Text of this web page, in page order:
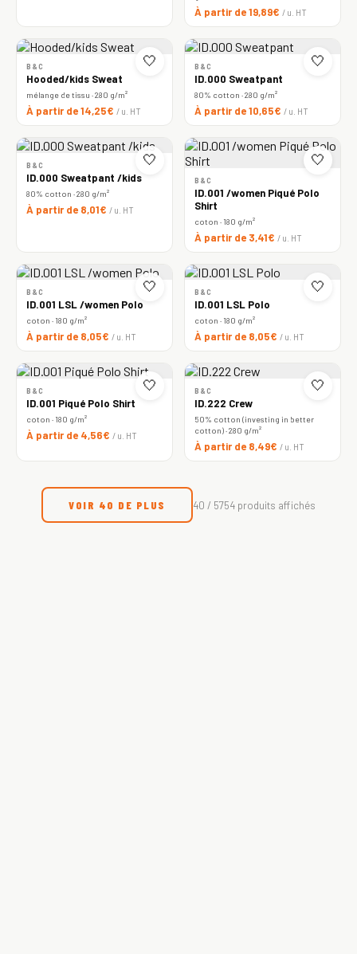
À partir de 19,89€ / u. HT
🤍
B&C
Hooded/kids Sweat
mélange de tissu · 280 g/m²
À partir de 14,25€ / u. HT
🤍
B&C
ID.000 Sweatpant
80% cotton · 280 g/m²
À partir de 10,65€ / u. HT
🤍
B&C
ID.000 Sweatpant /kids
80% cotton · 280 g/m²
À partir de 8,01€ / u. HT
🤍
B&C
ID.001 /women Piqué Polo
Shirt
coton · 180 g/m²
À partir de 3,41€ / u. HT
🤍
B&C
ID.001 LSL /women Polo
coton · 180 g/m²
À partir de 8,05€ / u. HT
🤍
B&C
ID.001 LSL Polo
coton · 180 g/m²
À partir de 8,05€ / u. HT
🤍
B&C
ID.001 Piqué Polo Shirt
coton · 180 g/m²
À partir de 4,56€ / u. HT
🤍
B&C
ID.222 Crew
50% cotton (investing in better
cotton) · 280 g/m²
À partir de 8,49€ / u. HT
VOIR 40 DE PLUS 40 / 5754 produits affichés